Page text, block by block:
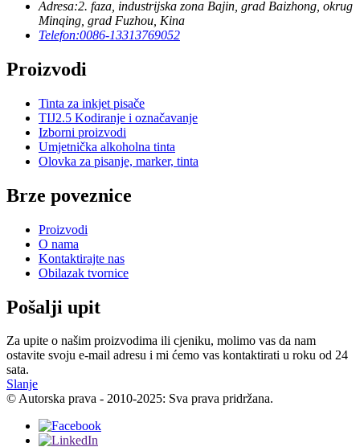
Adresa:2. faza, industrijska zona Bajin, grad Baizhong, okrug
Minqing, grad Fuzhou, Kina
Telefon:0086-13313769052
Proizvodi
Tinta za inkjet pisače
TIJ2.5 Kodiranje i označavanje
Izborni proizvodi
Umjetnička alkoholna tinta
Olovka za pisanje, marker, tinta
Brze poveznice
Proizvodi
O nama
Kontaktirajte nas
Obilazak tvornice
Pošalji upit
Za upite o našim proizvodima ili cjeniku, molimo vas da nam
ostavite svoju e-mail adresu i mi ćemo vas kontaktirati u roku od 24
sata.
Slanje
© Autorska prava - 2010-2025: Sva prava pridržana.